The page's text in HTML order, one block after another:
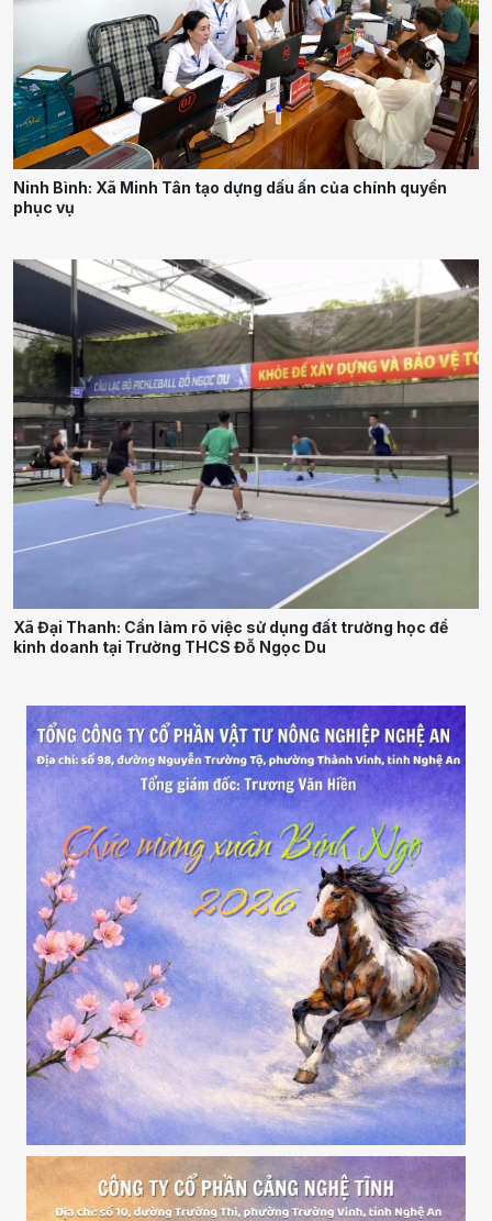
Ninh Bình: Xã Minh Tân tạo dựng dấu ấn của chính quyền
phục vụ
Xã Đại Thanh: Cần làm rõ việc sử dụng đất trường học để
kinh doanh tại Trường THCS Đỗ Ngọc Du